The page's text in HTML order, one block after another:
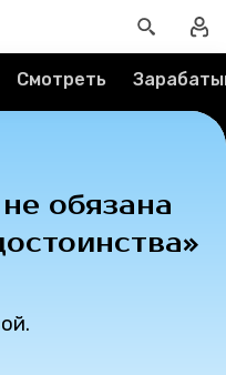
Смотреть
обязана